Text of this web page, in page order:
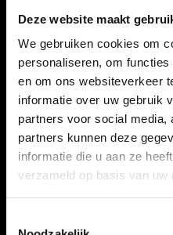
Deze website maakt
We gebruiken cookies om
personaliseren, om
en om ons websiteverkeer
informatie over uw gebruik
partners voor social media,
partners kunnen deze
informatie die u aan ze
verzameld op basis van